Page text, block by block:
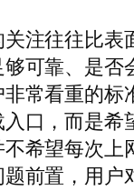
注往往比
可靠、是
常看重的
口，而是
希望每次
前置，用户